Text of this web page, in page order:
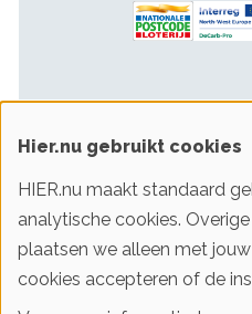
sitelinks
© 2016-2026 Klimaatstichting
Hier.nu gebruikt cookies
HIER.nu maakt standaard
analytische cookies.
plaatsen we alleen met
cookies accepteren of de